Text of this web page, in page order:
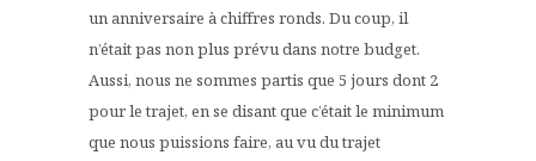
un anniversaire à chiffres ronds. Du coup, il
n’était pas non plus prévu dans notre budget.
Aussi, nous ne sommes partis que 5 jours dont 2
pour le trajet, en se disant que c’était le minimum
que nous puissions faire, au vu du trajet